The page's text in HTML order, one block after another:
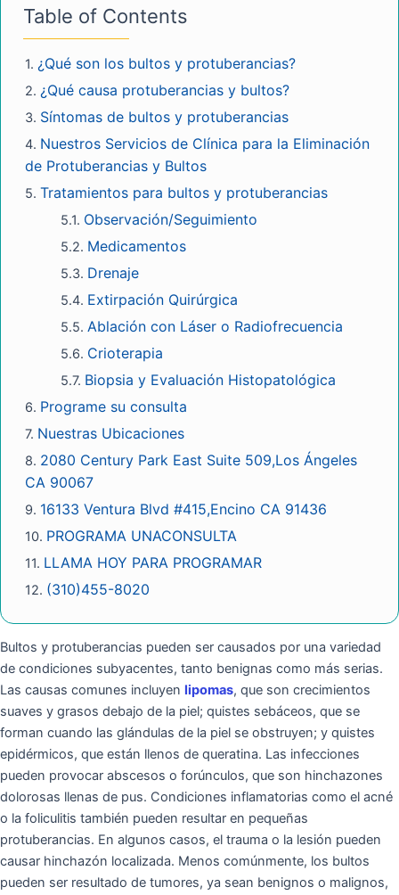
Table of Contents
¿Qué son los bultos y protuberancias?
¿Qué causa protuberancias y bultos?
Síntomas de bultos y protuberancias
Nuestros Servicios de Clínica para la Eliminación
de Protuberancias y Bultos
Tratamientos para bultos y protuberancias
Observación/Seguimiento
Medicamentos
Drenaje
Extirpación Quirúrgica
Ablación con Láser o Radiofrecuencia
Crioterapia
Biopsia y Evaluación Histopatológica
Programe su consulta
Nuestras Ubicaciones
2080 Century Park East Suite 509,Los Ángeles
CA 90067
16133 Ventura Blvd #415,Encino CA 91436
PROGRAMA UNACONSULTA
LLAMA HOY PARA PROGRAMAR
(310)455-8020
Bultos y protuberancias pueden ser causados por una variedad
de condiciones subyacentes, tanto benignas como más serias.
Las causas comunes incluyen lipomas, que son crecimientos
suaves y grasos debajo de la piel; quistes sebáceos, que se
forman cuando las glándulas de la piel se obstruyen; y quistes
epidérmicos, que están llenos de queratina. Las infecciones
pueden provocar abscesos o forúnculos, que son hinchazones
dolorosas llenas de pus. Condiciones inflamatorias como el acné
o la foliculitis también pueden resultar en pequeñas
protuberancias. En algunos casos, el trauma o la lesión pueden
causar hinchazón localizada. Menos comúnmente, los bultos
pueden ser resultado de tumores, ya sean benignos o malignos,